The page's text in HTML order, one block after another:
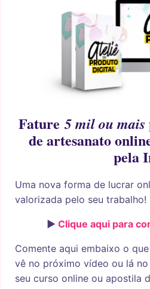
Fature 5 mil ou mais
de artesanato
pela
Uma nova forma de lucrar
valorizada pelo seu trabalho!
► Clique aqui para
Comente aqui embaixo o
vê no próximo vídeo ou lá
seu curso online ou apostila